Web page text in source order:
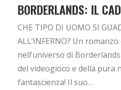
BORDERLANDS: IL
CHE TIPO DI UOMO SI
ALL’INFERNO? Un
nell’universo di
del videogioco e della pura
fantascienza! Il suo…